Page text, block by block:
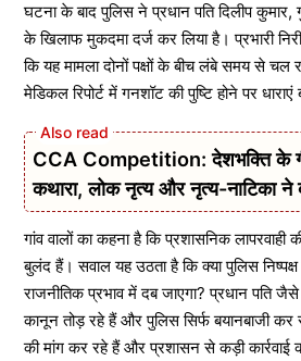
घटना के बाद पुलिस ने प्रधान पति दिलीप
के खिलाफ मुकदमा दर्ज कर लिया है। प्रभारी
कि यह मामला दोनों पक्षों के बीच लंबे समय से चल
मेडिकल रिपोर्ट में गनशॉट की पुष्टि होने पर धाराएं
CCA Competition: देशभक्ति के
कथारा, लोक नृत्य और नृत्य-नाटिका ने
गांव वालों का कहना है कि प्रशासनिक
बुलंद हैं। सवाल यह उठता है कि क्या पुलिस
राजनीतिक प्रभाव में दब जाएगा? प्रधान पति
कानून तोड़ रहे हैं और पुलिस सिर्फ बयानबाजी कर
की मांग कर रहे हैं और प्रशासन से कड़ी कार्रवाई